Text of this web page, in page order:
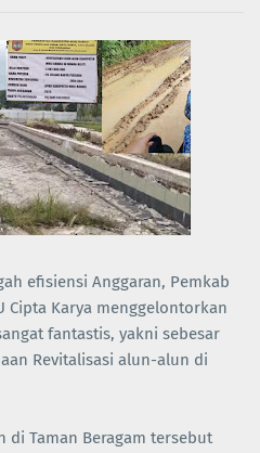
efisiensi Anggaran, Pemkab
Cipta Karya menggelontorkan
fantastis, yakni sebesar
Revitalisasi alun-alun di
di Taman Beragam tersebut